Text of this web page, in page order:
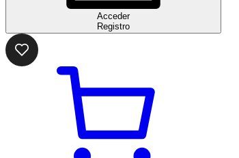
Acceder
Registro